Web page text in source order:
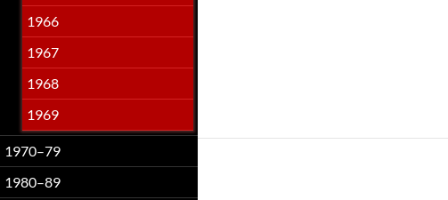
1966
1967
1968
1969
1970–79
1980–89